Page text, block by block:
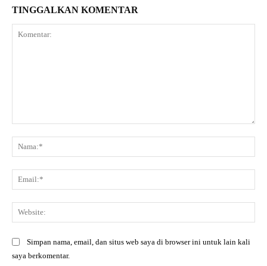
TINGGALKAN KOMENTAR
Simpan nama, email, dan situs web saya di browser ini untuk lain kali
saya berkomentar.